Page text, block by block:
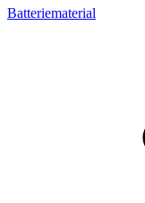
Batteriematerial